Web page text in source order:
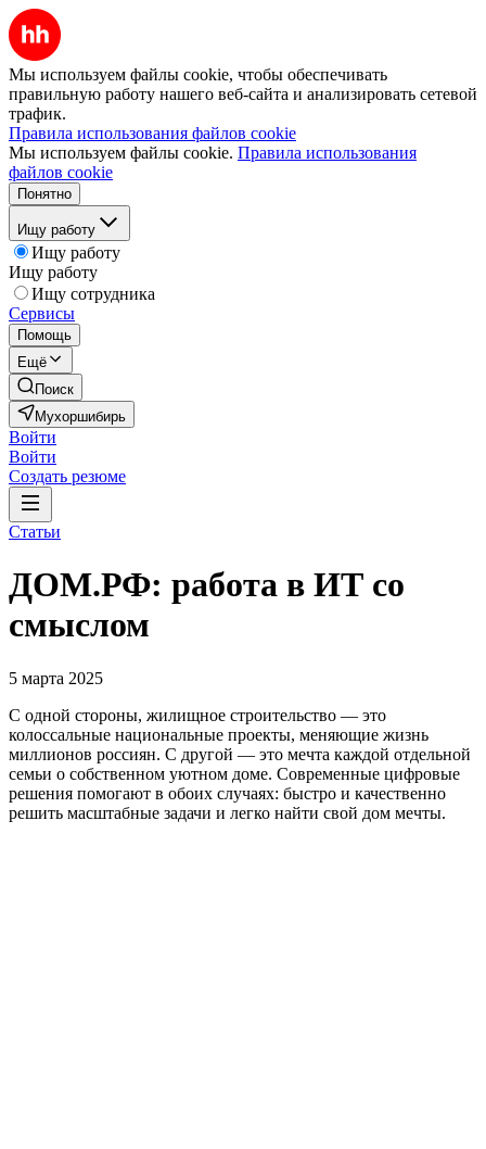
Мы используем файлы cookie, чтобы обеспечивать
правильную работу нашего веб-сайта и анализировать сетевой
трафик.
Правила использования файлов cookie
Мы используем файлы cookie. Правила использования
файлов cookie
Понятно
Ищу работу
Ищу работу
Ищу работу
Ищу сотрудника
Сервисы
Помощь
Ещё
Поиск
Мухоршибирь
Войти
Войти
Создать резюме
Статьи
ДОМ.РФ: работа в ИТ со
смыслом
5 марта 2025
С одной стороны, жилищное строительство — это
колоссальные национальные проекты, меняющие жизнь
миллионов россиян. С другой — это мечта каждой отдельной
семьи о собственном уютном доме. Современные цифровые
решения помогают в обоих случаях: быстро и качественно
решить масштабные задачи и легко найти свой дом мечты.